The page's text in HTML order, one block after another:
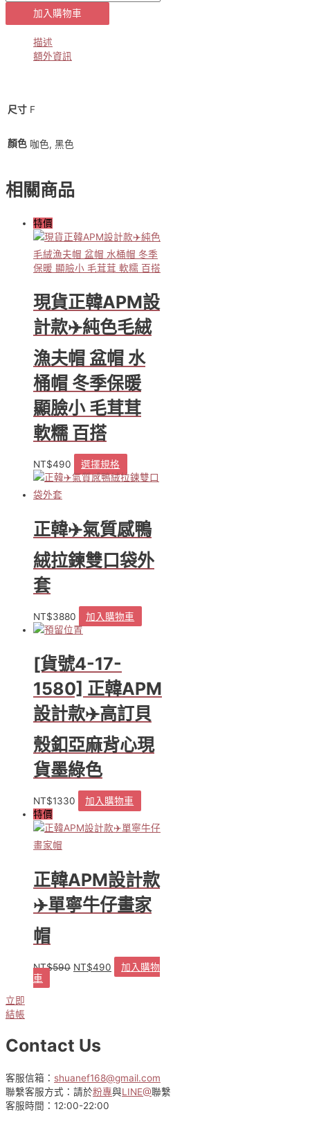
1280】
性
甜
蝴
蝶
加入購物車
描述
額外資訊
尺寸 F
顏色 咖色, 黑色
相關商品
特價
現貨正韓APM設
計款✈️純色毛絨
漁夫帽 盆帽 水
桶帽 冬季保暖
顯臉小 毛茸茸
軟糯 百搭
NT$490 選擇規格
產
多
種
款
式。
產
品
選
項
正韓✈️氣質感鴨
絨拉鍊雙口袋外
套
NT$3880 加入購物車
[貨號4-17-
1580] 正韓APM
設計款✈️高訂貝
殼釦亞麻背心現
貨墨綠色
NT$1330
加入購物車
特價
正韓APM設計款
✈️單寧牛仔畫家
帽
NT$590 原
NT$490
加入購物
車
立即
結帳
Contact Us
客服信箱： shuanef168@gmail.com
聯繫客服方式：請於粉專與LINE@聯繫
客服時間：12:00-22:00